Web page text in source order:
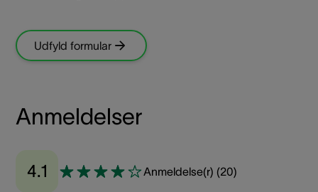
Udfyld formular
Anmeldelser
4.1 Anmeldelse(r) (20)